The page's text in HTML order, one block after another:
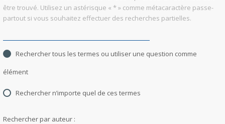
être trouvé. Utilisez un astérisque « * » comme métacaractère passe-
partout si vous souhaitez effectuer des recherches partielles.
Rechercher tous les termes ou utiliser une question comme
élément
Rechercher n’importe quel de ces termes
Rechercher par auteur :